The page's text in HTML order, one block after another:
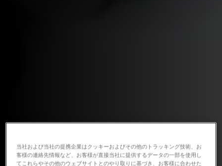
当社および当社の提携企業はクッキーおよびその他のトラッキング技術、お
客様の連絡先情報など、お客様が直接当社に提供するデータの一部を使用し
てこれらやその他のウェブサイトとのやり取りに基づき、お客様に合わせた